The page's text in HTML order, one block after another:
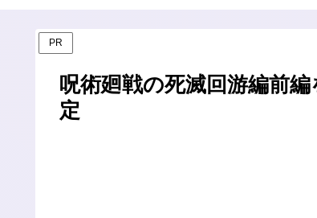
PR
呪術廻戦の死滅回游編前
定